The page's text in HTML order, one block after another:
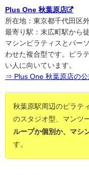
Plus One 秋葉原店
所在地：東京都千代田区
最寄り駅：末広町駅から
マシンピラティスとパー
わせた複合型です。ピラ
い人に向いています。
⇒ Plus One 秋葉原店の
秋葉原駅周辺のピラテ
のスタジオ型、マンツ
ループか個別か、マシ
す。